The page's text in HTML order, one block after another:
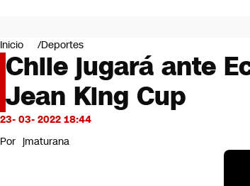
Mundo
Negocios
Deportes
Programas completos
Cultura
Servicios
Bits
CNN Data
Inicio Deportes
Chile jugará ante
Jean King Cup
23- 03- 2022 18:44
Por jmaturana